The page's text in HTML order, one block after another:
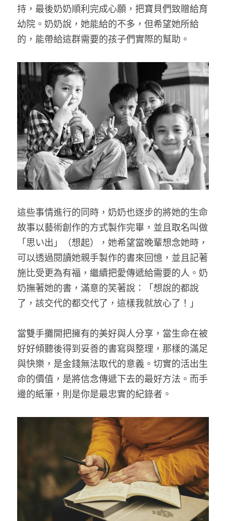
持，最後奶奶順利完成心願，把寶貝們致贈給育
幼院。奶奶說，她能給的不多，但希望她所給
的，能帶給這群需要的孩子們實際的幫助。
這些事情進行的同時，奶奶也逐步的將她的生命
故事以藝術創作的方式製作完畢，並且取名叫做
「思い出」（想起），她希望當晚輩想念她時，
可以透過閱讀她親手製作的書來回憶，並且記著
施比受更為有福，繼續把愛傳遞給需要的人。奶
奶撫著她的書，滿意的笑著說：「想說的都說
了，該交代的都交代了，這樣我就放心了！」
當雙手攤開把擁有的美好與人分享，當生命在被
好好傾聽後得到妥善的書寫與整理，那樣的滿足
與快樂，是金錢無法取代的意義。切實的活出生
命的價值，是將信念傳遞下去的最好方法。而手
邊的紙筆，則是你是最忠實的紀錄者。